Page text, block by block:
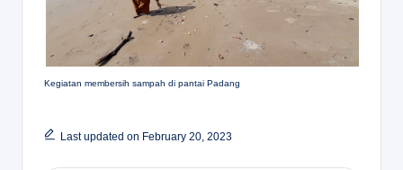
Kegiatan membersih sampah di pantai Padang
Last updated on February 20, 2023